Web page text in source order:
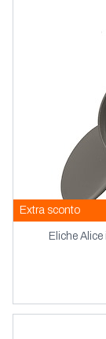
Extra sconto
Eliche